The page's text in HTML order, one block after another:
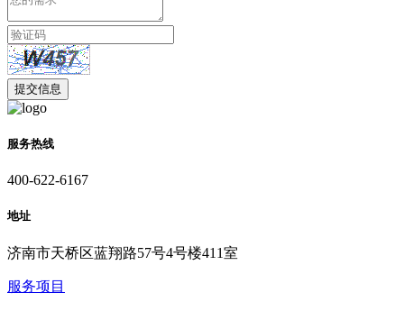
服务热线
400-622-6167
地址
济南市天桥区蓝翔路57号4号楼411室
服务项目